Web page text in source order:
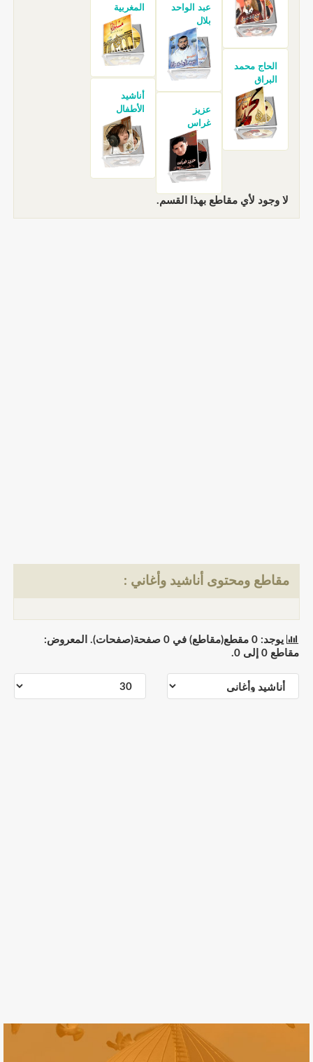
الحاج محمد
البراق
عبد الواحد
بلال
عزيز
غراس
المغربية
أناشيد
الأطفال
لا وجود لأي مقاطع بهذا القسم.
مقاطع ومحتوى أناشيد وأغاني :
يوجد: 0 مقطع(مقاطع) في 0 صفحة(صفحات). المعروض:
مقاطع 0 إلى 0.